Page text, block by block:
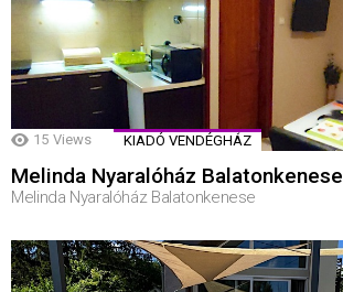
15 Views KIADÓ VENDÉGHÁZ
Melinda Nyaralóház Balatonkenese
Melinda Nyaralóház Balatonkenese